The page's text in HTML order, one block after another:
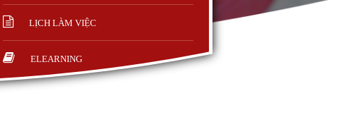
LỊCH LÀM VIỆC
ELEARNING